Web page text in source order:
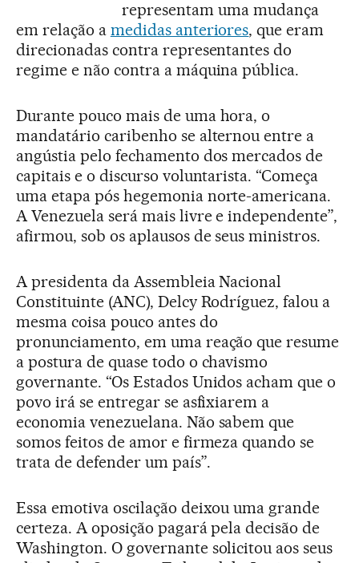
representam uma mudança
em relação a medidas anteriores, que eram
direcionadas contra representantes do
regime e não contra a máquina pública.
Durante pouco mais de uma hora, o
mandatário caribenho se alternou entre a
angústia pelo fechamento dos mercados de
capitais e o discurso voluntarista. “Começa
uma etapa pós hegemonia norte-americana.
A Venezuela será mais livre e independente”,
afirmou, sob os aplausos de seus ministros.
A presidenta da Assembleia Nacional
Constituinte (ANC), Delcy Rodríguez, falou a
mesma coisa pouco antes do
pronunciamento, em uma reação que resume
a postura de quase todo o chavismo
governante. “Os Estados Unidos acham que o
povo irá se entregar se asfixiarem a
economia venezuelana. Não sabem que
somos feitos de amor e firmeza quando se
trata de defender um país”.
Essa emotiva oscilação deixou uma grande
certeza. A oposição pagará pela decisão de
Washington. O governante solicitou aos seus